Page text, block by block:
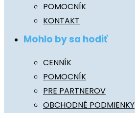
POMOCNÍK
KONTAKT
Mohlo by sa hodiť
CENNÍK
POMOCNÍK
PRE PARTNEROV
OBCHODNÉ PODMIENKY